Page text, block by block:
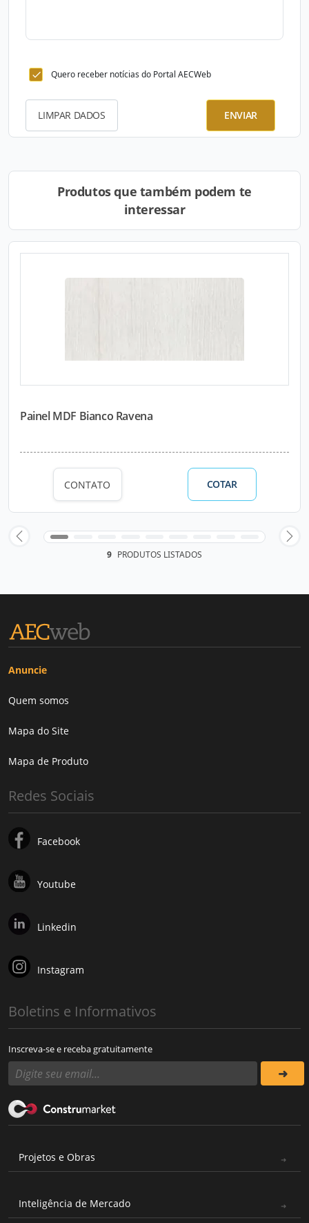
Quero receber notícias do Portal AECWeb
LIMPAR DADOS ENVIAR
Produtos que também podem te
interessar
Painel MDF Bianco Ravena
CONTATO COTAR
9 PRODUTOS LISTADOS
Anuncie
Quem somos
Mapa do Site
Mapa de Produto
Redes Sociais
Facebook
Youtube
Linkedin
Instagram
Boletins e Informativos
Inscreva-se e receba gratuitamente
Projetos e Obras
Inteligência de Mercado